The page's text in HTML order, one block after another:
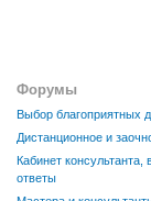
Форумы
Выбор благоприятных
Дистанционное и
Кабинет консультанта,
ответы